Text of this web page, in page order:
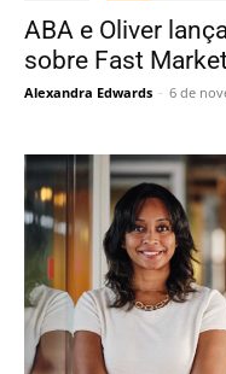
ABA e Oliver
sobre Fast
Alexandra Edwards - 6 de